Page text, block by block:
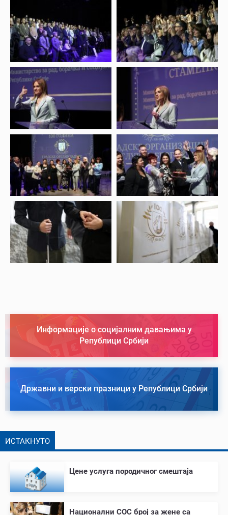
Информације о социјалним давањима у
Републици Србији
Државни и верски празници у Републици Србији
ИСТАКНУТО
Цене услуга породичног смештаја
Национални СОС број за жене са